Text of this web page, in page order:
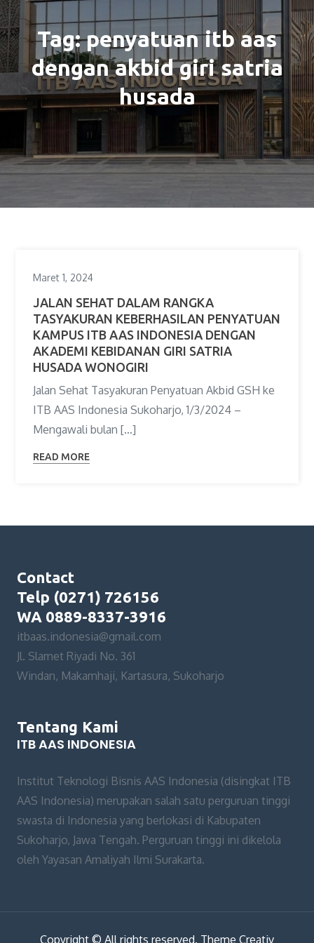
Tag:penyatuan itb aas
dengan akbid giri satria
husada
Maret 1, 2024
JALAN SEHAT DALAM RANGKA
TASYAKURAN KEBERHASILAN PENYATUAN
KAMPUS ITB AAS INDONESIA DENGAN
AKADEMI KEBIDANAN GIRI SATRIA
HUSADA WONOGIRI
Jalan Sehat Tasyakuran Penyatuan Akbid GSH ke
ITB AAS Indonesia Sukoharjo, 1/3/2024 –
Mengawali bulan […]
READ MORE
Contact
Telp (0271) 726156
WA 0889-8337-3916
itbaas.indonesia@gmail.com
Jl. Slamet Riyadi No. 361
Windan, Makamhaji, Kartasura, Sukoharjo
Tentang Kami
ITB AAS INDONESIA
Institut Teknologi Bisnis AAS Indonesia (disingkat ITB
AAS Indonesia) merupakan salah satu perguruan tinggi
swasta di Indonesia yang berlokasi di Kabupaten
Sukoharjo, Jawa Tengah. Perguruan tinggi ini dikelola
oleh Yayasan Amaliyah Ilmi Surakarta.
Copyright © All rights reserved. Theme Creativ